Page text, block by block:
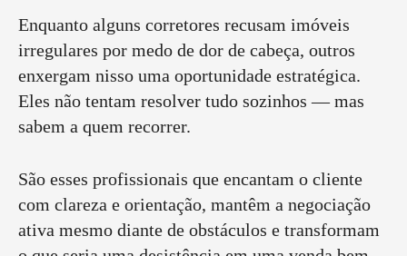
Enquanto alguns corretores recusam imóveis
irregulares por medo de dor de cabeça, outros
enxergam nisso uma oportunidade estratégica.
Eles não tentam resolver tudo sozinhos — mas
sabem a quem recorrer.
São esses profissionais que encantam o cliente
com clareza e orientação, mantêm a negociação
ativa mesmo diante de obstáculos e transformam